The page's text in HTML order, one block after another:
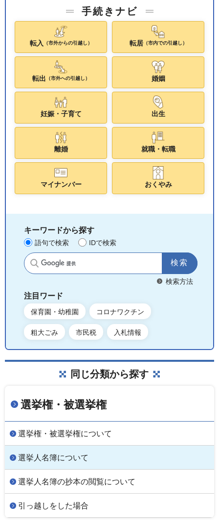
手続きナビ
転入 （市外からの引越し） 転居（市内での引越し）
転出 （市外への引越し） 婚姻
妊娠・子育て 出生
離婚 就職・転職
マイナンバー おくやみ
キーワードから探す
語句で検索 IDで検索
サイト内検索
検索方法
注目ワード
保育園・幼稚園 コロナワクチン
粗大ごみ 市民税 入札情報
同じ分類から探す
選挙権・被選挙権
選挙権・被選挙権について
選挙人名簿について
選挙人名簿の抄本の閲覧について
引っ越しをした場合